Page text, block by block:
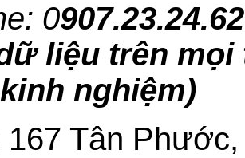
0
liệu trên
nghiệm)
Tân